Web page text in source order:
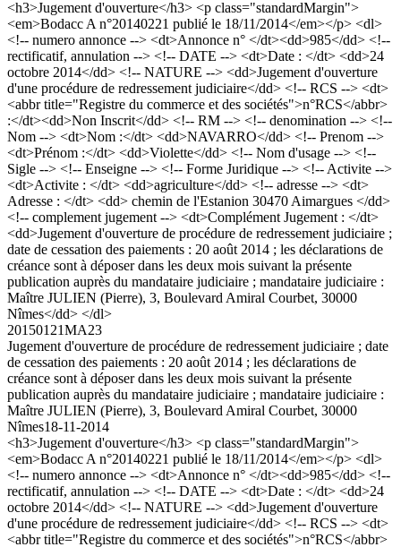
<h3>Jugement d'ouverture</h3> <p class="standardMargin">
<em>Bodacc A n°20140221 publié le 18/11/2014</em></p> <dl>
<!-- numero annonce --> <dt>Annonce n° </dt><dd>985</dd> <!--
rectificatif, annulation --> <!-- DATE --> <dt>Date : </dt> <dd>24
octobre 2014</dd> <!-- NATURE --> <dd>Jugement d'ouverture
d'une procédure de redressement judiciaire</dd> <!-- RCS --> <dt>
<abbr title="Registre du commerce et des sociétés">n°RCS</abbr>
:</dt><dd>Non Inscrit</dd> <!-- RM --> <!-- denomination --> <!--
Nom --> <dt>Nom :</dt> <dd>NAVARRO</dd> <!-- Prenom -->
<dt>Prénom :</dt> <dd>Violette</dd> <!-- Nom d'usage --> <!--
Sigle --> <!-- Enseigne --> <!-- Forme Juridique --> <!-- Activite -->
<dt>Activite : </dt> <dd>agriculture</dd> <!-- adresse --> <dt>
Adresse : </dt> <dd> chemin de l'Estanion 30470 Aimargues </dd>
<!-- complement jugement --> <dt>Complément Jugement : </dt>
<dd>Jugement d'ouverture de procédure de redressement judiciaire ;
date de cessation des paiements : 20 août 2014 ; les déclarations de
créance sont à déposer dans les deux mois suivant la présente
publication auprès du mandataire judiciaire ; mandataire judiciaire :
Maître JULIEN (Pierre), 3, Boulevard Amiral Courbet, 30000
Nîmes</dd> </dl>
20150121MA23
Jugement d'ouverture de procédure de redressement judiciaire ; date
de cessation des paiements : 20 août 2014 ; les déclarations de
créance sont à déposer dans les deux mois suivant la présente
publication auprès du mandataire judiciaire ; mandataire judiciaire :
Maître JULIEN (Pierre), 3, Boulevard Amiral Courbet, 30000
Nîmes18-11-2014
<h3>Jugement d'ouverture</h3> <p class="standardMargin">
<em>Bodacc A n°20140221 publié le 18/11/2014</em></p> <dl>
<!-- numero annonce --> <dt>Annonce n° </dt><dd>985</dd> <!--
rectificatif, annulation --> <!-- DATE --> <dt>Date : </dt> <dd>24
octobre 2014</dd> <!-- NATURE --> <dd>Jugement d'ouverture
d'une procédure de redressement judiciaire</dd> <!-- RCS --> <dt>
<abbr title="Registre du commerce et des sociétés">n°RCS</abbr>